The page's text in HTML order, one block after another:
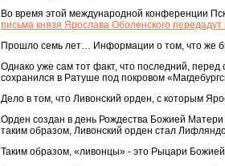
Во время этой международной конференции
письма князя Ярослава Оболенского передадут
Прошло семь лет… Информации о том, что же
Однако уже сам тот факт, что последний, перед
сохранился в Ратуше под покровом
Дело в том, что Ливонский орден, с которым
Орден создан в день Рождества Божией Матери
таким образом, Ливонский орден стал
Таким образом, «ливонцы» - это Рыцари